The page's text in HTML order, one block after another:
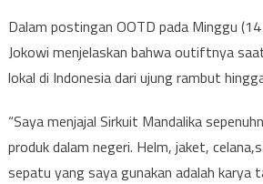
Dalam postingan OOTD pada Minggu
Jokowi menjelaskan bahwa outiftnya
lokal di Indonesia dari ujung rambut
“Saya menjajal Sirkuit Mandalika
produk dalam negeri. Helm, jaket,
sepatu yang saya gunakan adalah karya